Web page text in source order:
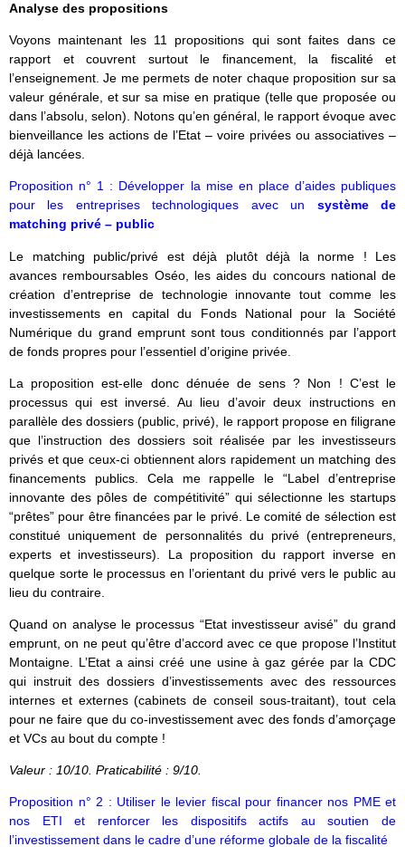
Analyse des propositions
Voyons maintenant les 11 propositions qui sont faites dans ce
rapport et couvrent surtout le financement, la fiscalité et
l’enseignement. Je me permets de noter chaque proposition sur sa
valeur générale, et sur sa mise en pratique (telle que proposée ou
dans l’absolu, selon). Notons qu’en général, le rapport évoque avec
bienveillance les actions de l’Etat – voire privées ou associatives –
déjà lancées.
Proposition n° 1 : Développer la mise en place d’aides publiques
pour les entreprises technologiques avec un système de
matching privé – public
Le matching public/privé est déjà plutôt déjà la norme ! Les
avances remboursables Oséo, les aides du concours national de
création d’entreprise de technologie innovante tout comme les
investissements en capital du Fonds National pour la Société
Numérique du grand emprunt sont tous conditionnés par l’apport
de fonds propres pour l’essentiel d’origine privée.
La proposition est-elle donc dénuée de sens ? Non ! C’est le
processus qui est inversé. Au lieu d’avoir deux instructions en
parallèle des dossiers (public, privé), le rapport propose en filigrane
que l’instruction des dossiers soit réalisée par les investisseurs
privés et que ceux-ci obtiennent alors rapidement un matching des
financements publics. Cela me rappelle le “Label d’entreprise
innovante des pôles de compétitivité” qui sélectionne les startups
“prêtes” pour être financées par le privé. Le comité de sélection est
constitué uniquement de personnalités du privé (entrepreneurs,
experts et investisseurs). La proposition du rapport inverse en
quelque sorte le processus en l’orientant du privé vers le public au
lieu du contraire.
Quand on analyse le processus “Etat investisseur avisé” du grand
emprunt, on ne peut qu’être d’accord avec ce que propose l’Institut
Montaigne. L’Etat a ainsi créé une usine à gaz gérée par la CDC
qui instruit des dossiers d’investissements avec des ressources
internes et externes (cabinets de conseil sous-traitant), tout cela
pour ne faire que du co-investissement avec des fonds d’amorçage
et VCs au bout du compte !
Valeur : 10/10. Praticabilité : 9/10.
Proposition n° 2 : Utiliser le levier fiscal pour financer nos PME et
nos ETI et renforcer les dispositifs actifs au soutien de
l’investissement dans le cadre d’une réforme globale de la fiscalité